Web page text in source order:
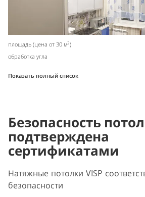
площадь (цена от 30 м2)
обработка угла
Показать полный список
Безопасность
подтверждена
сертификатами
Натяжные потолки VISP
безопасности